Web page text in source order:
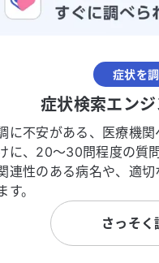
症状を
症状検索エンジ
に不安がある、医療機
に、20〜30問程度の質
連性のある病名や、適
す。
さっそく